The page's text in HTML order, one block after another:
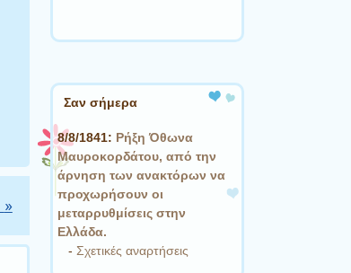
»
Σαν σήμερα
8/8/1841: Ρήξη Όθωνα 
Μαυροκορδάτου, από την
άρνηση των ανακτόρων να
προχωρήσουν οι
μεταρρυθμίσεις στην
Ελλάδα.
- Σχετικές αναρτήσεις